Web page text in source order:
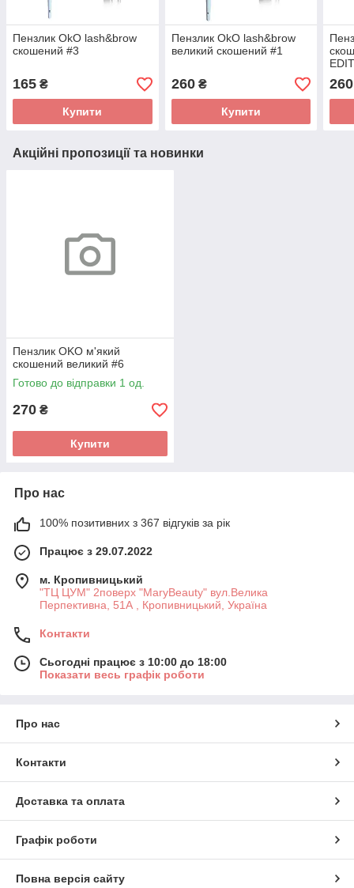
Пензлик OkO lash&brow
скошений #3
165 ₴
Купити
Пензлик OkO lash&brow
великий скошений #1
260₴
Купити
260
Акційні пропозиції та новинки
Пензлик OKO м'який
скошений великий #6
Готово до відправки 1 од.
270 ₴
Купити
Про нас
100% позитивних з 367 відгуків за рік
Працює з 29.07.2022
м. Кропивницький
"ТЦ ЦУМ" 2поверх "MaryBeauty" вул.Велика
Перпективна, 51А , Кропивницький, Україна
Контакти
Сьогодні працює з 10:00 до 18:00
Показати весь графік роботи
Про нас
Контакти
Доставка та оплата
Графік роботи
Повна версія сайту